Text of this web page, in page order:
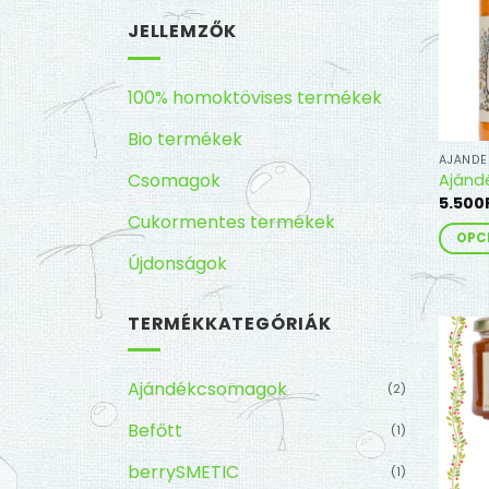
JELLEMZŐK
100% homoktövises termékek
Bio termékek
Csomagok
Cukormentes termékek
Újdonságok
TERMÉKKATEGÓRIÁK
Ajándékcsomagok (2)
Befőtt (1)
berrySMETIC (1)
5.500
több
van.
A
a